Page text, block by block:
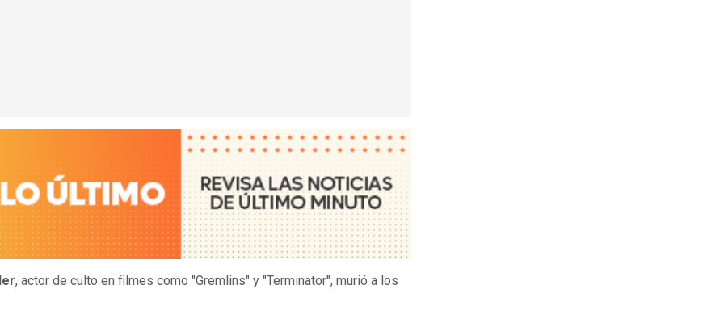
, actor de culto en filmes como "Gremlins" y "Terminator", murió a los